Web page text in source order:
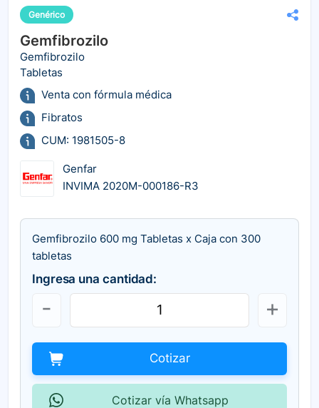
Genérico
Gemfibrozilo
Gemfibrozilo
Tabletas
Venta con fórmula médica
Fibratos
CUM: 1981505-8
Genfar
INVIMA 2020M-000186-R3
Gemfibrozilo 600 mg Tabletas x Caja con 300
tabletas
Ingresa una cantidad:
Cotizar
Cotizar vía Whatsapp